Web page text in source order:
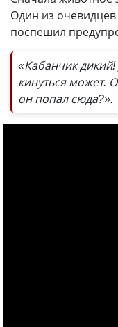
Один из
поспешил
«Кабанчик
кинуться может.
он попал сюда?».